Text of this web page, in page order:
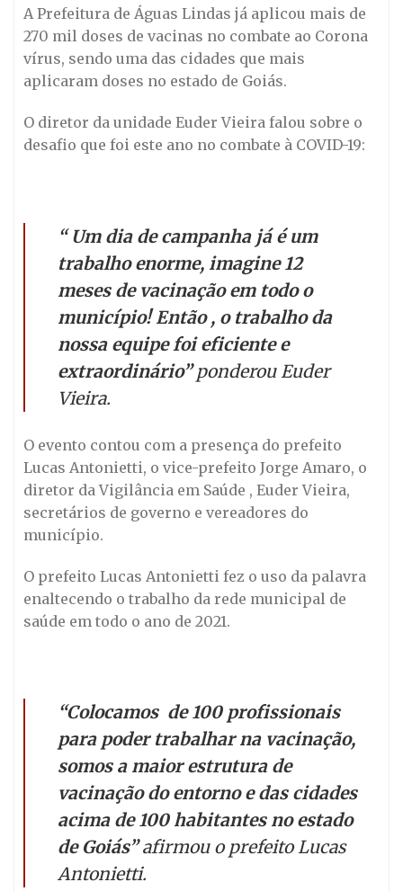
A Prefeitura de Águas Lindas já aplicou mais de
270 mil doses de vacinas no combate ao Corona
vírus, sendo uma das cidades que mais
aplicaram doses no estado de Goiás.
O diretor da unidade Euder Vieira falou sobre o
desafio que foi este ano no combate à COVID-19:
“ Um dia de campanha já é um
trabalho enorme, imagine 12
meses de vacinação em todo o
município! Então , o trabalho da
nossa equipe foi eficiente e
extraordinário”ponderou Euder
Vieira.
O evento contou com a presença do prefeito
Lucas Antonietti, o vice-prefeito Jorge Amaro, o
diretor da Vigilância em Saúde , Euder Vieira,
secretários de governo e vereadores do
município.
O prefeito Lucas Antonietti fez o uso da palavra
enaltecendo o trabalho da rede municipal de
saúde em todo o ano de 2021.
“Colocamos de 100 profissionais
para poder trabalhar na vacinação,
somos a maior estrutura de
vacinação do entorno e das cidades
acima de 100 habitantes no estado
de Goiás”afirmou o prefeito Lucas
Antonietti.